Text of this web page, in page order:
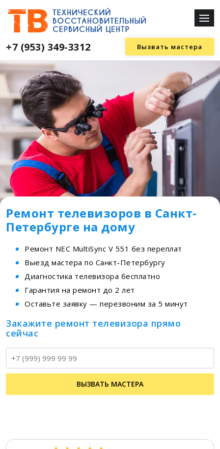
+7 (953) 349-3312 Вызвать мастера
Ремонт телевизоров в Санкт-
Петербурге на дому
Ремонт NEC MultiSync V 551 без переплат
Выезд мастера по Санкт-Петербургу
Диагностика телевизора бесплатно
Гарантия на ремонт до 2 лет
Оставьте заявку — перезвоним за 5 минут
Закажите ремонт телевизора прямо
сейчас
ВЫЗВАТЬ МАСТЕРА